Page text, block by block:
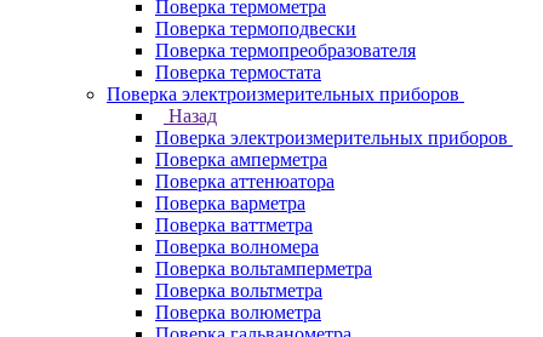
Поверка термометра
Поверка термоподвески
Поверка термопреобразователя
Поверка термостата
Поверка электроизмерительных приборов
Назад
Поверка электроизмерительных приборов
Поверка амперметра
Поверка аттенюатора
Поверка варметра
Поверка ваттметра
Поверка волномера
Поверка вольтамперметра
Поверка вольтметра
Поверка волюметра